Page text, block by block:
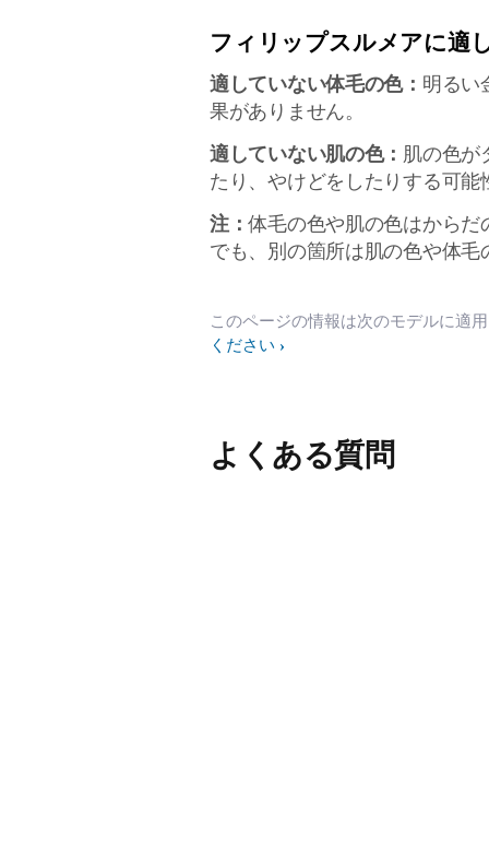
フィリップスルメアに適
適していない体毛の色： 明るい
果がありません。
適していない肌の色： 肌の色が
たり、やけどをしたりする可
注：体毛の色や肌の色はから
でも、別の箇所は肌の色や体
このページの情報は次のモデルに適
ください
よくある質問